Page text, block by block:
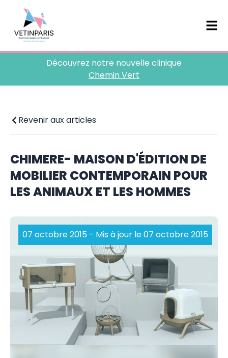
Découvrez notre nouvelle clinique
Chemin Vert
Revenir aux articles
CHIMERE- MAISON D'ÉDITION DE
MOBILIER CONTEMPORAIN POUR
LES ANIMAUX ET LES HOMMES
07 octobre 2015 - Mis à jour le 07 octobre 2015